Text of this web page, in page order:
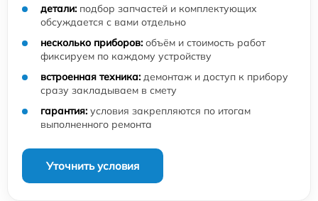
детали: подбор запчастей и комплектующих
обсуждается с вами отдельно
несколько приборов: объём и стоимость работ
фиксируем по каждому устройству
встроенная техника: демонтаж и доступ к прибору
сразу закладываем в смету
гарантия: условия закрепляются по итогам
выполненного ремонта
Уточнить условия